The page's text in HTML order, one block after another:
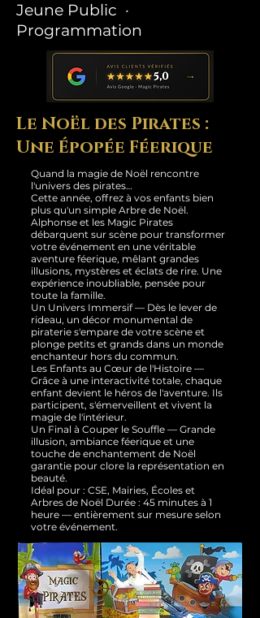
Jeune Public ·
Programmation
Le Noël des Pirates :
Une Épopée Féerique
Quand la magie de Noël rencontre
l'univers des pirates…
Cette année, offrez à vos enfants bien
plus qu'un simple Arbre de Noël.
Alphonse et les Magic Pirates
débarquent sur scène pour transformer
votre événement en une véritable
aventure féerique, mêlant grandes
illusions, mystères et éclats de rire. Une
expérience inoubliable, pensée pour
toute la famille.
Un Univers Immersif — Dès le lever de
rideau, un décor monumental de
piraterie s'empare de votre scène et
plonge petits et grands dans un monde
enchanteur hors du commun.
Les Enfants au Cœur de l'Histoire —
Grâce à une interactivité totale, chaque
enfant devient le héros de l'aventure. Ils
participent, s'émerveillent et vivent la
magie de l'intérieur.
Un Final à Couper le Souffle — Grande
illusion, ambiance féerique et une
touche de enchantement de Noël
garantie pour clore la représentation en
beauté.
Idéal pour : CSE, Mairies, Écoles et
Arbres de Noël Durée : 45 minutes à 1
heure — entièrement sur mesure selon
votre événement.